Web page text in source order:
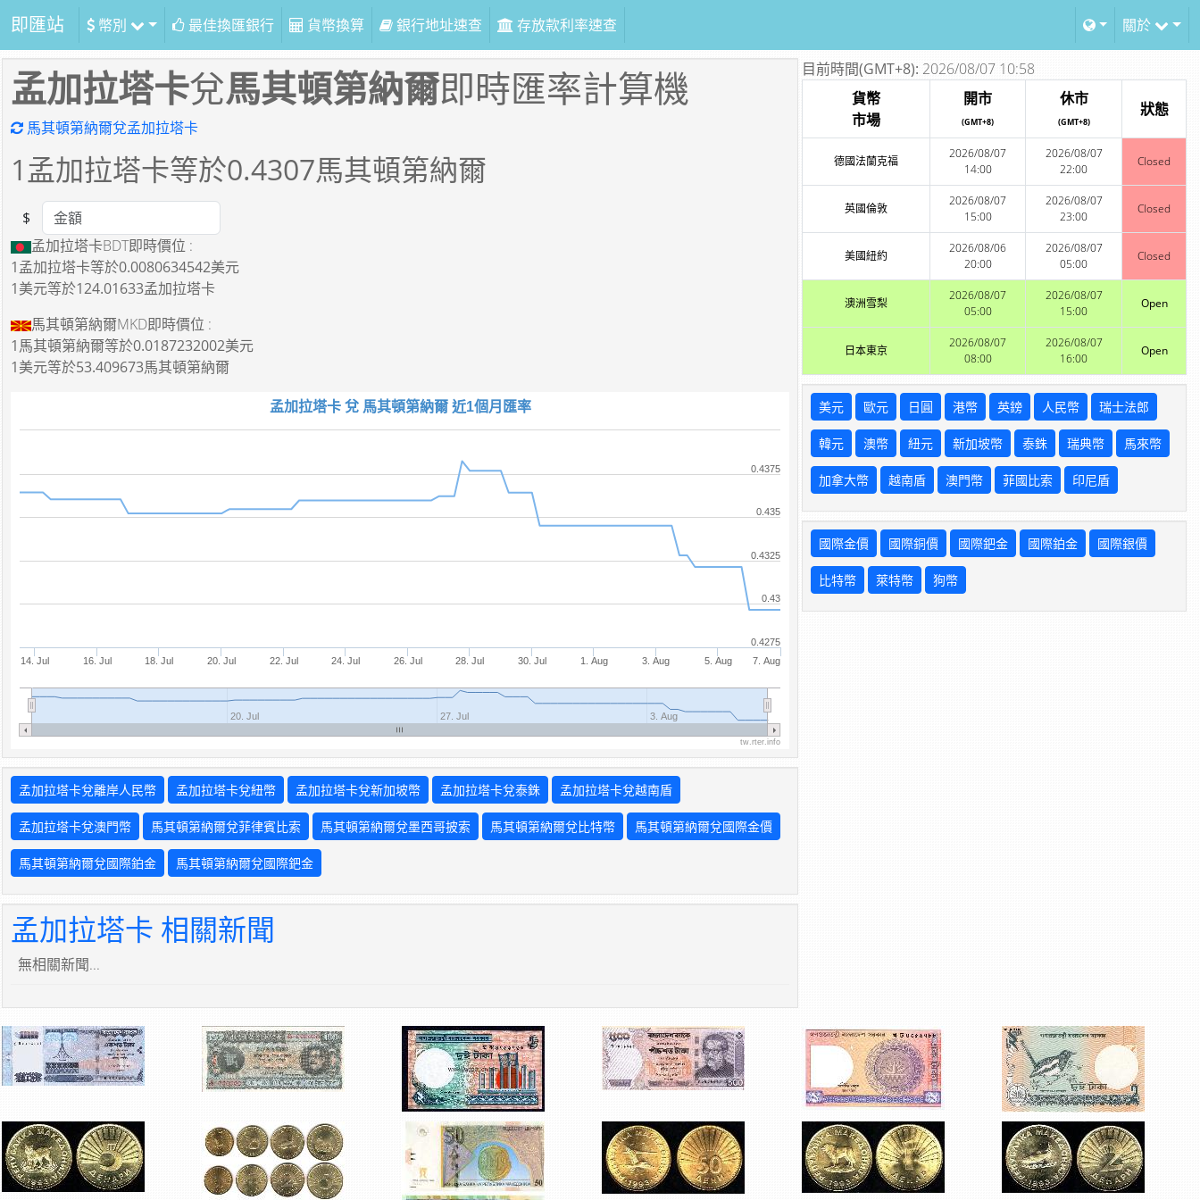
即匯站 幣別 最佳換匯銀行 貨幣換算 銀行地址速查 存放款利率速查 關於
孟加拉塔卡兌馬其頓第納爾即時匯率計算機
馬其頓第納爾兌孟加拉塔卡
1孟加拉塔卡等於0.4307馬其頓第納爾
Amount
$
孟加拉塔卡BDT即時價位 :
1孟加拉塔卡等於0.0080634542美元
1美元等於124.01633孟加拉塔卡
馬其頓第納爾MKD即時價位 :
1馬其頓第納爾等於0.0187232002美元
1美元等於53.409673馬其頓第納爾
孟加拉塔卡 兌 馬其頓第納爾 近1個月匯率
14. Jul 16. Jul 18. Jul 20. Jul 22. Jul 24. Jul 26. Jul 28. Jul 30. Jul 1. Aug 3. Aug 5. Aug 7. Aug
20. Jul 27. Jul 3. Aug
0.4275
0.43
0.4325
0.435
0.4375
tw.rter.info
孟加拉塔卡兌離岸人民幣 孟加拉塔卡兌紐幣 孟加拉塔卡兌新加坡幣 孟加拉塔卡兌泰銖 孟加拉塔卡兌越南盾
孟加拉塔卡兌澳門幣 馬其頓第納爾兌菲律賓比索 馬其頓第納爾兌墨西哥披索 馬其頓第納爾兌比特幣 馬其頓第納爾兌國際金價
馬其頓第納爾兌國際鉑金 馬其頓第納爾兌國際鈀金
孟加拉塔卡 相關新聞
無相關新聞...
目前時間(GMT+8): 2026/08/07 10:58
貨幣
市場
開市
(GMT+8)
休市
(GMT+8)
狀態
德國法蘭克福
2026/08/07
14:00
2026/08/07
22:00
Closed
英國倫敦
2026/08/07
15:00
2026/08/07
23:00
Closed
美國紐約
2026/08/06
20:00
2026/08/07
05:00
Closed
澳洲雪梨
2026/08/07
05:00
2026/08/07
15:00
Open
日本東京
2026/08/07
08:00
2026/08/07
16:00
Open
美元 歐元 日圓 港幣 英鎊 人民幣 瑞士法郎
韓元 澳幣 紐元 新加坡幣 泰銖 瑞典幣 馬來幣
加拿大幣 越南盾 澳門幣 菲國比索 印尼盾
國際金價 國際銅價 國際鈀金 國際鉑金 國際銀價
比特幣 萊特幣 狗幣